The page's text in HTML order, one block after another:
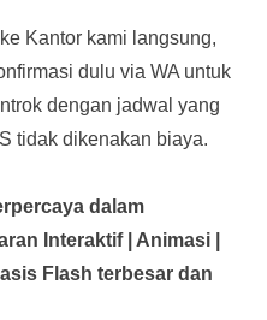
Kantor kami langsung,
dulu via WA untuk
dengan jadwal yang
tidak dikenakan biaya.
dalam
Interaktif| Animasi |
Flash terbesar dan